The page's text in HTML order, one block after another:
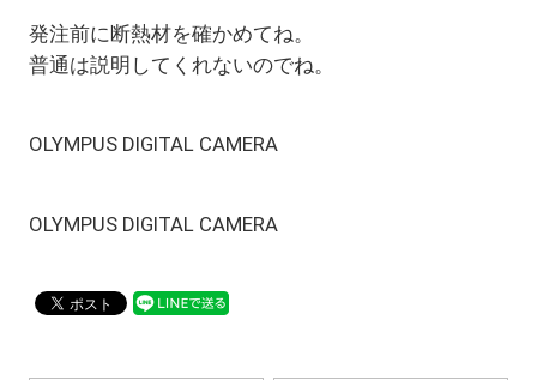
発注前に断熱材を確かめてね。
普通は説明してくれないのでね。
OLYMPUS DIGITAL CAMERA
OLYMPUS DIGITAL CAMERA